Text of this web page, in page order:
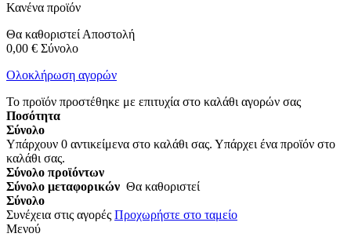
Κανένα προϊόν
Θα καθοριστεί Αποστολή
0,00 € Σύνολο
Ολοκλήρωση αγορών
Το προϊόν προστέθηκε με επιτυχία στο καλάθι αγορών σας
Ποσότητα
Σύνολο
Υπάρχουν 0 αντικείμενα στο καλάθι σας. Υπάρχει ένα προϊόν στο
καλάθι σας.
Σύνολο προϊόντων
Σύνολο μεταφορικών Θα καθοριστεί
Σύνολο
Συνέχεια στις αγορές Προχωρήστε στο ταμείο
Μενού